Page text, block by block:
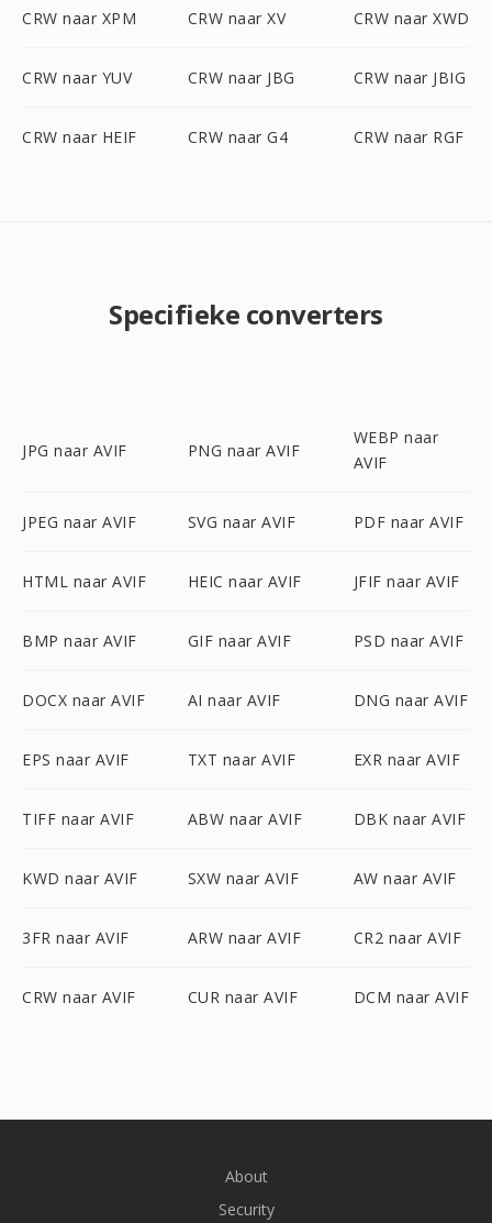
CRW naar XPM CRW naar XV CRW naar XWD
CRW naar YUV CRW naar JBG CRW naar JBIG
CRW naar HEIF CRW naar G4 CRW naar RGF
Specifieke converters
JPG naar AVIF PNG naar AVIF
WEBP naar
AVIF
JPEG naar AVIF SVG naar AVIF PDF naar AVIF
HTML naar AVIF HEIC naar AVIF JFIF naar AVIF
BMP naar AVIF GIF naar AVIF PSD naar AVIF
DOCX naar AVIF AI naar AVIF DNG naar AVIF
EPS naar AVIF TXT naar AVIF EXR naar AVIF
TIFF naar AVIF ABW naar AVIF DBK naar AVIF
KWD naar AVIF SXW naar AVIF AW naar AVIF
3FR naar AVIF ARW naar AVIF CR2 naar AVIF
CRW naar AVIF CUR naar AVIF DCM naar AVIF
About
Security